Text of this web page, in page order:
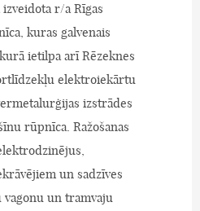
izveidota r/a Rīgas
kuras galvenais
ietilpa arī Rēzeknes
elektroiekārtu
izstrādes
rūpnīca. Ražošanas
un sadzīves
un tramvaju